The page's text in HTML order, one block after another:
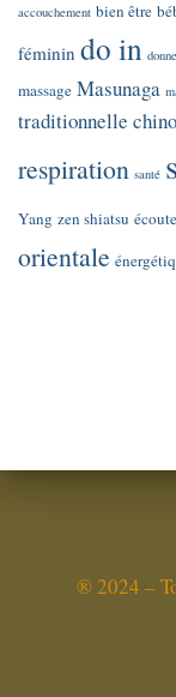
accouchement bien être
féminin do in
massage Masunaga
traditionnelle
respiration santé
Yang zen shiatsu écoute
orientale
®2024 –